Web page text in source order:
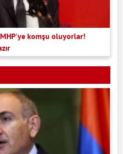
MHP'ye komşu oluyorlar!